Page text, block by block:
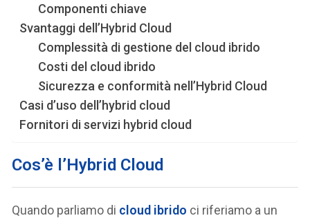
Componenti chiave
Svantaggi dell’Hybrid Cloud
Complessità di gestione del cloud ibrido
Costi del cloud ibrido
Sicurezza e conformità nell’Hybrid Cloud
Casi d’uso dell’hybrid cloud
Fornitori di servizi hybrid cloud
Cos’è l’Hybrid Cloud
Quando parliamo di cloud ibrido ci riferiamo a un